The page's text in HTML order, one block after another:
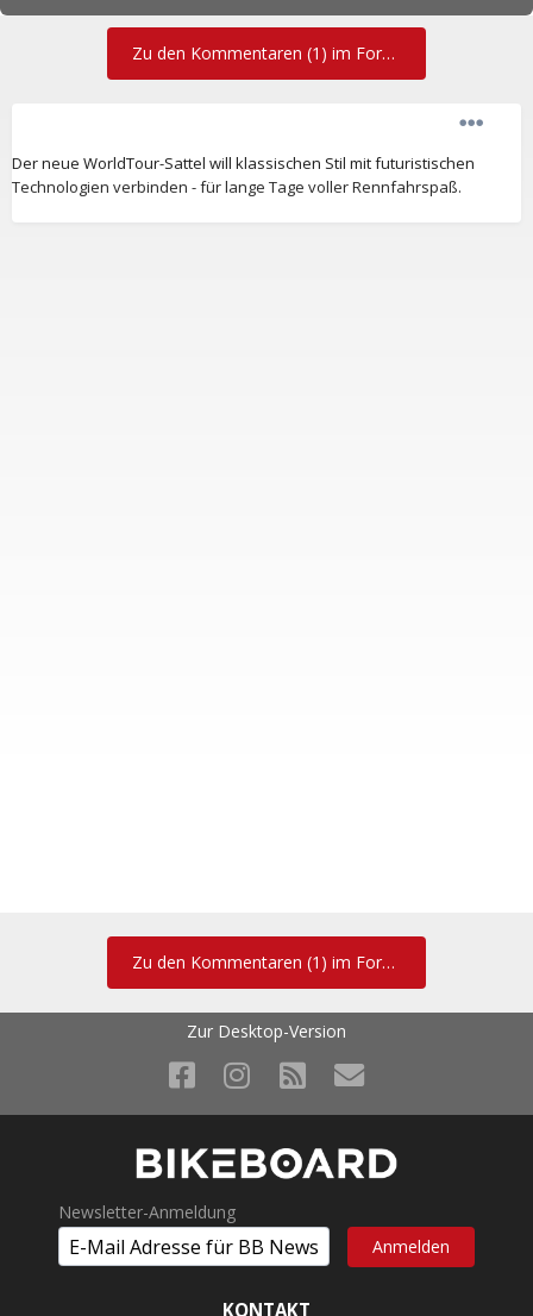
Zu den Kommentaren (1) im Forum
Der neue WorldTour-Sattel will klassischen Stil mit futuristischen
Technologien verbinden - für lange Tage voller Rennfahrspaß.
Zu den Kommentaren (1) im Forum
Zur Desktop-Version
Newsletter-Anmeldung
KONTAKT